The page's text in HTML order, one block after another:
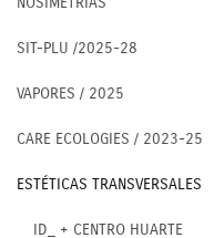
SIT-PLU /2025-28
VAPORES / 2025
CARE ECOLOGIES / 2023-25
ESTÉTICAS TRANSVERSALES
ID_ + CENTRO HUARTE